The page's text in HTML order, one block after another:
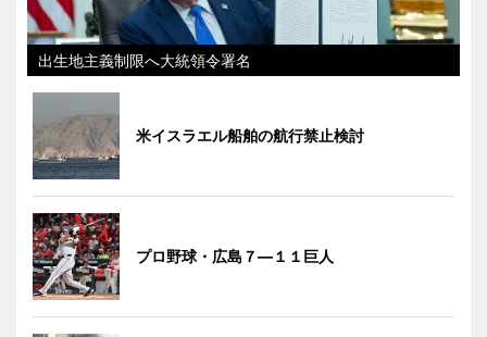
出生地主義制限へ大統領令署名
米イスラエル船舶の航行禁止検討
プロ野球・広島７―１１巨人